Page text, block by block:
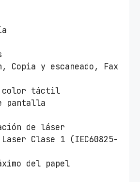
Copia y escaneado, Fax
color táctil
pantalla
de láser
Clase 1 (IEC60825-
del papel